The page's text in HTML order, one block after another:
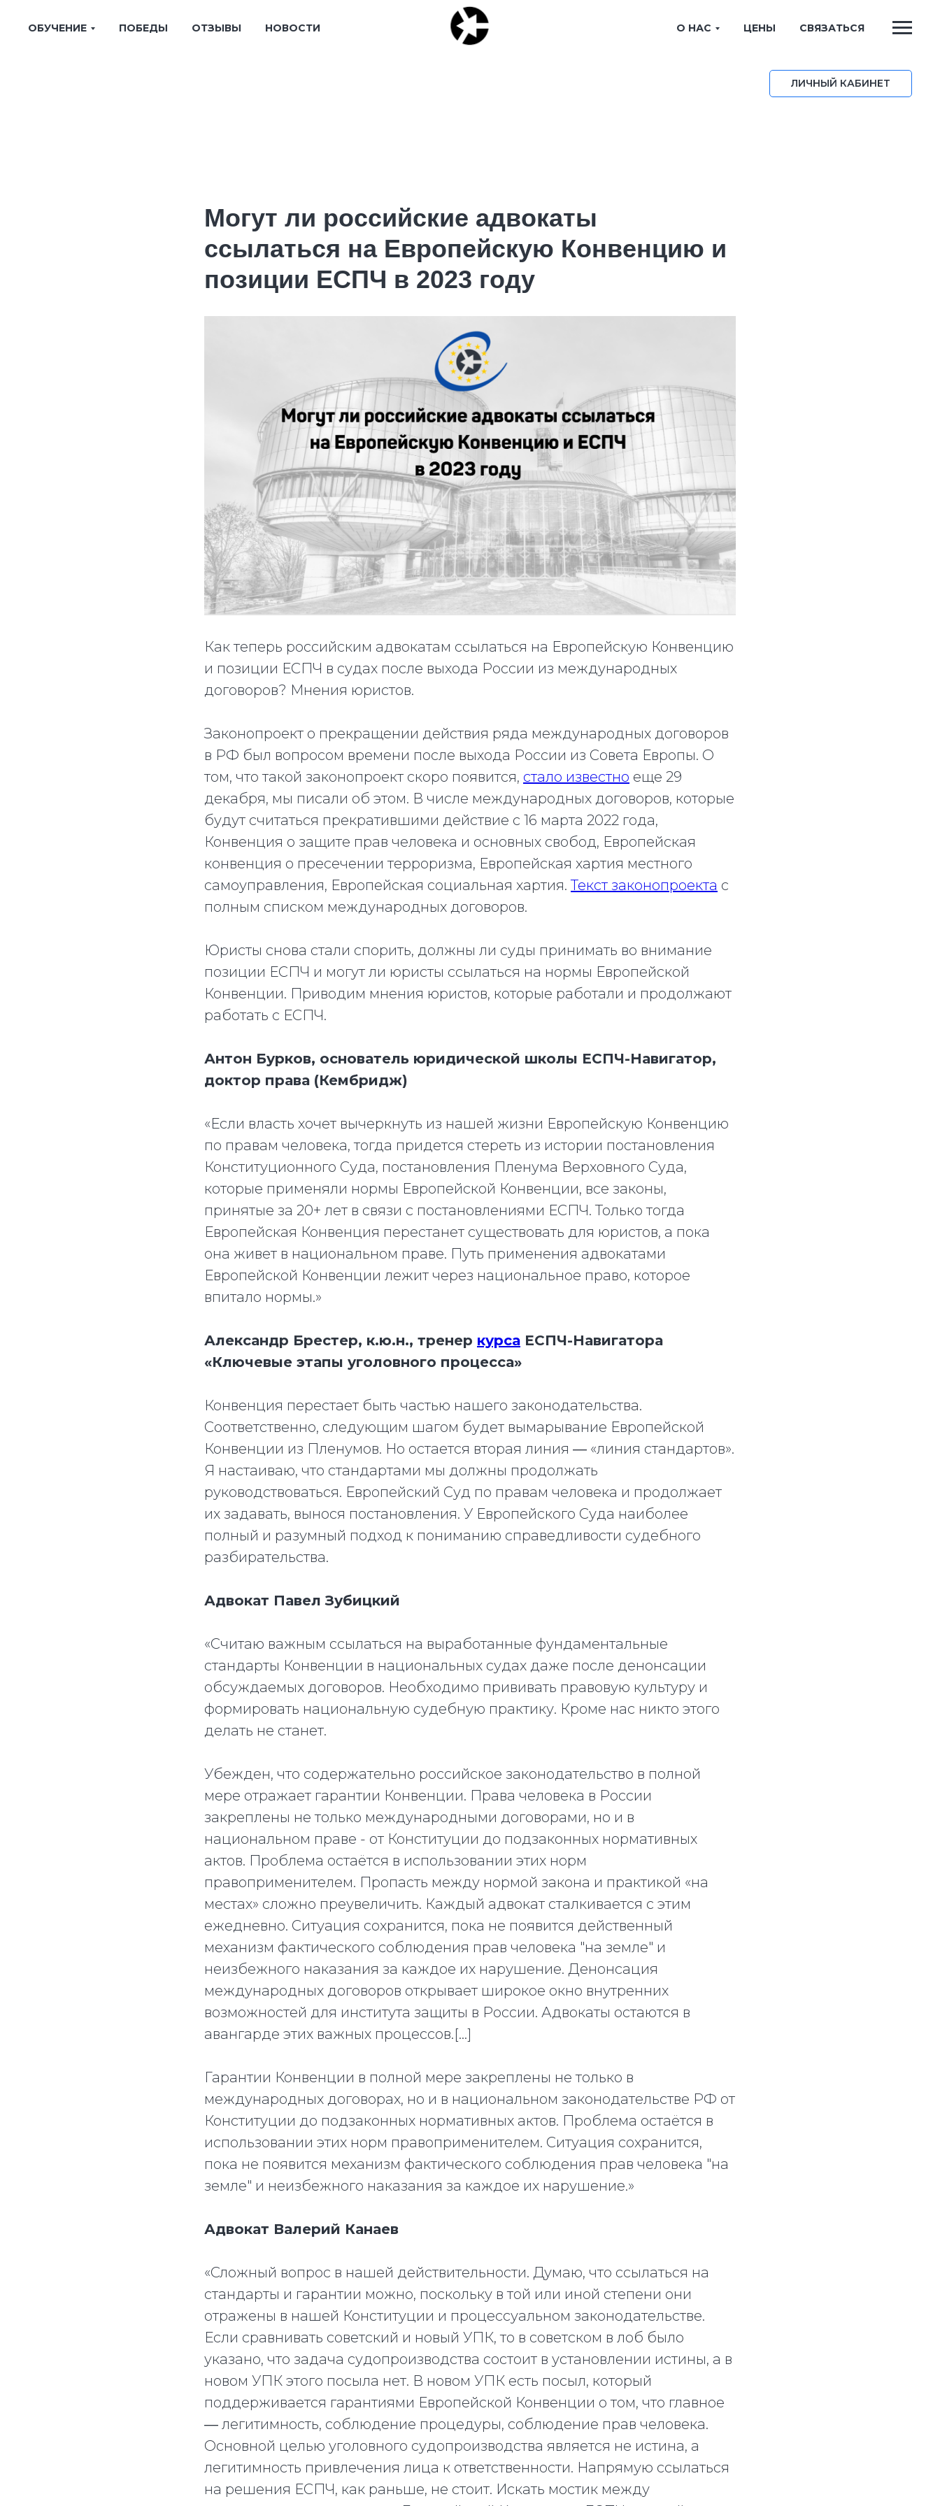
ОБУЧЕНИЕ ПОБЕДЫ ОТЗЫВЫ НОВОСТИ О НАС ЦЕНЫ СВЯЗАТЬСЯ
ЛИЧНЫЙ КАБИНЕТ
Могут ли российские адвокаты
ссылаться на Европейскую Конвенцию и
позиции ЕСПЧ в 2023 году
Как теперь российским адвокатам ссылаться на Европейскую Конвенцию
и позиции ЕСПЧ в судах после выхода России из международных
договоров? Мнения юристов.
Законопроект о прекращении действия ряда международных договоров
в РФ был вопросом времени после выхода России из Совета Европы. О
том, что такой законопроект скоро появится, стало известно еще 29
декабря, мы писали об этом. В числе международных договоров, которые
будут считаться прекратившими действие с 16 марта 2022 года,
Конвенция о защите прав человека и основных свобод, Европейская
конвенция о пресечении терроризма, Европейская хартия местного
самоуправления, Европейская социальная хартия.Текст законопроекта с
полным списком международных договоров.
Юристы снова стали спорить, должны ли суды принимать во внимание
позиции ЕСПЧ и могут ли юристы ссылаться на нормы Европейской
Конвенции. Приводим мнения юристов, которые работали и продолжают
работать с ЕСПЧ.
Антон Бурков, основатель юридической школы ЕСПЧ-Навигатор,
доктор права (Кембридж)
«Если власть хочет вычеркнуть из нашей жизни Европейскую Конвенцию
по правам человека, тогда придется стереть из истории постановления
Конституционного Суда, постановления Пленума Верховного Суда,
которые применяли нормы Европейской Конвенции, все законы,
принятые за 20+ лет в связи с постановлениями ЕСПЧ. Только тогда
Европейская Конвенция перестанет существовать для юристов, а пока
она живет в национальном праве. Путь применения адвокатами
Европейской Конвенции лежит через национальное право, которое
впитало нормы.»
Александр Брестер, к.ю.н., тренер курса ЕСПЧ-Навигатора
«Ключевые этапы уголовного процесса»
Конвенция перестает быть частью нашего законодательства.
Соответственно, следующим шагом будет вымарывание Европейской
Конвенции из Пленумов. Но остается вторая линия ― «линия стандартов».
Я настаиваю, что стандартами мы должны продолжать
руководствоваться. Европейский Суд по правам человека и продолжает
их задавать, вынося постановления. У Европейского Суда наиболее
полный и разумный подход к пониманию справедливости судебного
разбирательства.
Адвокат Павел Зубицкий
«Считаю важным ссылаться на выработанные фундаментальные
стандарты Конвенции в национальных судах даже после денонсации
обсуждаемых договоров. Необходимо прививать правовую культуру и
формировать национальную судебную практику. Кроме нас никто этого
делать не станет.
Убежден, что содержательно российское законодательство в полной
мере отражает гарантии Конвенции. Права человека в России
закреплены не только международными договорами, но и в
национальном праве - от Конституции до подзаконных нормативных
актов. Проблема остаётся в использовании этих норм
правоприменителем. Пропасть между нормой закона и практикой «на
местах» сложно преувеличить. Каждый адвокат сталкивается с этим
ежедневно. Ситуация сохранится, пока не появится действенный
механизм фактического соблюдения прав человека "на земле" и
неизбежного наказания за каждое их нарушение. Денонсация
международных договоров открывает широкое окно внутренних
возможностей для института защиты в России. Адвокаты остаются в
авангарде этих важных процессов.[...]
Гарантии Конвенции в полной мере закреплены не только в
международных договорах, но и в национальном законодательстве РФ от
Конституции до подзаконных нормативных актов. Проблема остаётся в
использовании этих норм правоприменителем. Ситуация сохранится,
пока не появится механизм фактического соблюдения прав человека "на
земле" и неизбежного наказания за каждое их нарушение.»
Адвокат Валерий Канаев
«Сложный вопрос в нашей действительности. Думаю, что ссылаться на
стандарты и гарантии можно, поскольку в той или иной степени они
отражены в нашей Конституции и процессуальном законодательстве.
Если сравнивать советский и новый УПК, то в советском в лоб было
указано, что задача судопроизводства состоит в установлении истины, а в
новом УПК этого посыла нет. В новом УПК есть посыл, который
поддерживается гарантиями Европейской Конвенции о том, что главное
― легитимность, соблюдение процедуры, соблюдение прав человека.
Основной целью уголовного судопроизводства является не истина, а
легитимность привлечения лица к ответственности. Напрямую ссылаться
на решения ЕСПЧ, как раньше, не стоит. Искать мостик между